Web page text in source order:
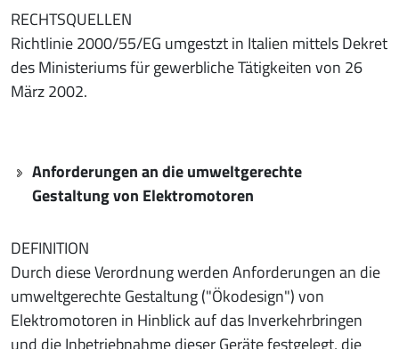
RECHTSQUELLEN
Richtlinie 2000/55/EG umgestzt in Italien mittels Dekret
des Ministeriums für gewerbliche Tätigkeiten von 26
März 2002.
Anforderungen an die umweltgerechte
Gestaltung von Elektromotoren
DEFINITION
Durch diese Verordnung werden Anforderungen an die
umweltgerechte Gestaltung ("Ökodesign") von
Elektromotoren in Hinblick auf das Inverkehrbringen
und die Inbetriebnahme dieser Geräte festgelegt, die